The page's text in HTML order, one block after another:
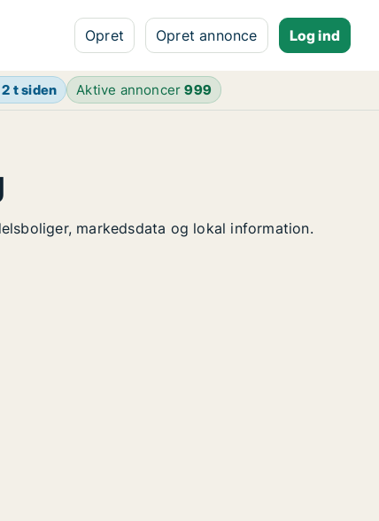
Opret Opret annonce Log ind
2 t siden Aktive annoncer999
markedsdata og lokal information.